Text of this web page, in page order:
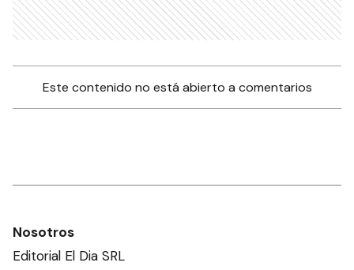
Este contenido no está abierto a comentarios
Nosotros
Editorial El Dia SRL